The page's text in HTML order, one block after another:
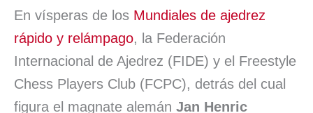
o
o
k n p
d
i
En vísperas de los Mundiales de ajedrez
rápido y relámpago, la Federación
Internacional de Ajedrez (FIDE) y el Freestyle
Chess Players Club (FCPC), detrás del cual
figura el magnate alemán Jan Henric